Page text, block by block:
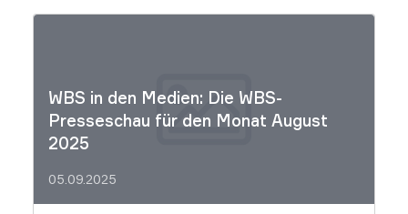
WBS in den Medien: Die WBS-
Presseschau für den Monat August
2025
05.09.2025